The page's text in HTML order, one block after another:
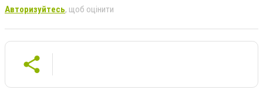
Авторизуйтесь, щоб оцінити